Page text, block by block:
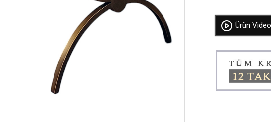
Ürün Video